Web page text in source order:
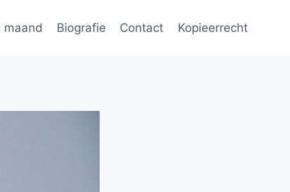
maand Biografie Contact Kopieerrecht